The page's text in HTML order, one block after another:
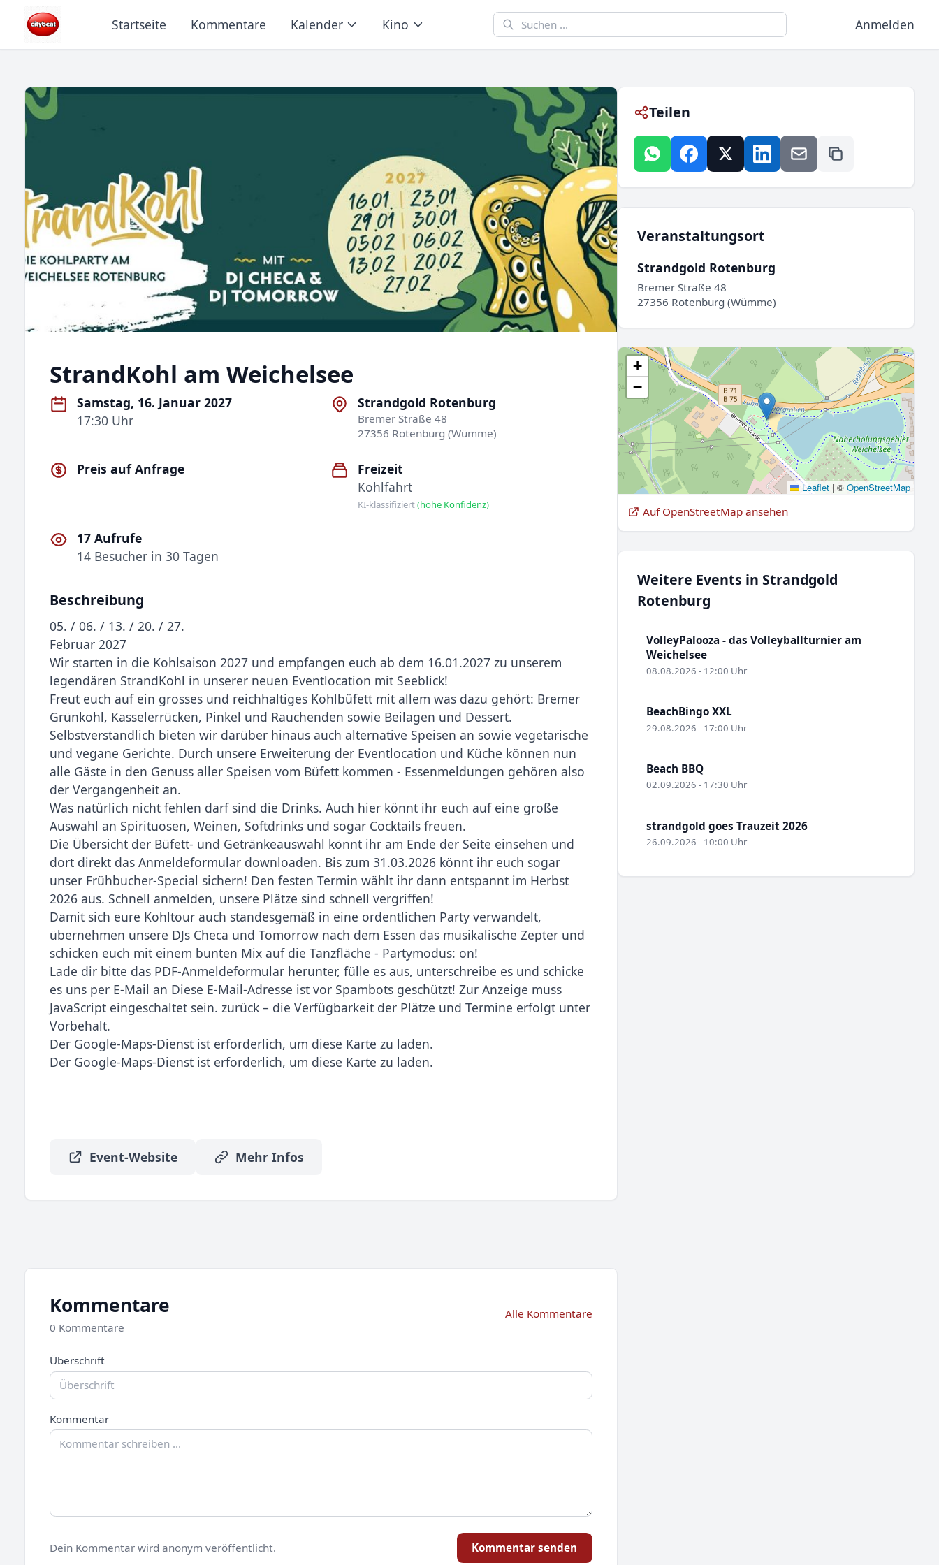
Startseite Kommentare Kalender Kino Anmelden
StrandKohl am Weichelsee
Samstag, 16. Januar 2027
17:30 Uhr
Strandgold Rotenburg
Bremer Straße 48
27356 Rotenburg (Wümme)
Preis auf Anfrage
Freizeit
Kohlfahrt
KI-klassifiziert(hohe Konfidenz)
17 Aufrufe
14 Besucher in 30 Tagen
Beschreibung
05. / 06. / 13. / 20. / 27.
Februar 2027
Wir starten in die Kohlsaison 2027 und empfangen euch ab dem 16.01.2027 zu unserem
legendären StrandKohl in unserer neuen Eventlocation mit Seeblick!
Freut euch auf ein grosses und reichhaltiges Kohlbüfett mit allem was dazu gehört: Bremer
Grünkohl, Kasselerrücken, Pinkel und Rauchenden sowie Beilagen und Dessert.
Selbstverständlich bieten wir darüber hinaus auch alternative Speisen an sowie vegetarische
und vegane Gerichte. Durch unsere Erweiterung der Eventlocation und Küche können nun
alle Gäste in den Genuss aller Speisen vom Büfett kommen - Essenmeldungen gehören also
der Vergangenheit an.
Was natürlich nicht fehlen darf sind die Drinks. Auch hier könnt ihr euch auf eine große
Auswahl an Spirituosen, Weinen, Softdrinks und sogar Cocktails freuen.
Die Übersicht der Büfett- und Getränkeauswahl könnt ihr am Ende der Seite einsehen und
dort direkt das Anmeldeformular downloaden. Bis zum 31.03.2026 könnt ihr euch sogar
unser Frühbucher-Special sichern! Den festen Termin wählt ihr dann entspannt im Herbst
2026 aus. Schnell anmelden, unsere Plätze sind schnell vergriffen!
Damit sich eure Kohltour auch standesgemäß in eine ordentlichen Party verwandelt,
übernehmen unsere DJs Checa und Tomorrow nach dem Essen das musikalische Zepter und
schicken euch mit einem bunten Mix auf die Tanzfläche - Partymodus: on!
Lade dir bitte das PDF-Anmeldeformular herunter, fülle es aus, unterschreibe es und schicke
es uns per E-Mail an Diese E-Mail-Adresse ist vor Spambots geschützt! Zur Anzeige muss
JavaScript eingeschaltet sein. zurück – die Verfügbarkeit der Plätze und Termine erfolgt unter
Vorbehalt.
Der Google-Maps-Dienst ist erforderlich, um diese Karte zu laden.
Der Google-Maps-Dienst ist erforderlich, um diese Karte zu laden.
Event-Website Mehr Infos
Teilen
Veranstaltungsort
Strandgold Rotenburg
Bremer Straße 48
27356 Rotenburg (Wümme)
+
−
Leaflet |© OpenStreetMap
Auf OpenStreetMap ansehen
Weitere Events in Strandgold
Rotenburg
VolleyPalooza - das Volleyballturnier am
Weichelsee
08.08.2026 - 12:00 Uhr
BeachBingo XXL
29.08.2026 - 17:00 Uhr
Beach BBQ
02.09.2026 - 17:30 Uhr
strandgold goes Trauzeit 2026
26.09.2026 - 10:00 Uhr
Kommentare
0 Kommentare
Alle Kommentare
Überschrift
Kommentar
Dein Kommentar wird anonym veröffentlicht. Kommentar senden